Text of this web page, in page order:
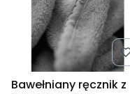
Bawełniany ręcznik z